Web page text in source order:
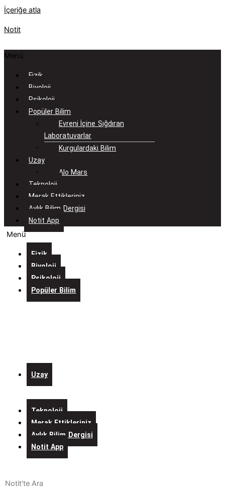
İçeriğe atla
Notit
Menü
Fizik
Biyoloji
Psikoloji
Popüler Bilim
Evreni İçine Sığdıran
Laboratuvarlar
Kurgulardaki Bilim
Uzay
Alo Mars
Teknoloji
Merak Ettikleriniz
Aylık Bilim Dergisi
Notit App
Menü
Fizik
Biyoloji
Psikoloji
Popüler Bilim
Evreni
Bilim
Uzay
Alo
Mars
Teknoloji
Merak Ettikleriniz
Aylık Bilim Dergisi
Notit App